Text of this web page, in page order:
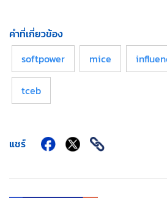
คำที่เกี่ยวข้อง
softpower
mice
tceb
แชร์